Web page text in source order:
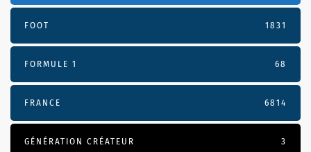
FOOT 1831
FORMULE 1 68
FRANCE 6814
GÉNÉRATION CRÉATEUR 3